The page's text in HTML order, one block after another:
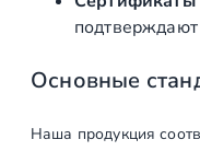
тросовых
лестницы
Основные
Наша продукция